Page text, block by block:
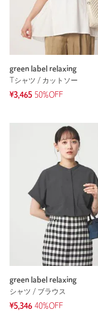
green label relaxing
Tシャツ / カットソー
¥3,465 50%OFF
green label relaxing
シャツ / ブラウス
¥5,346 40%OFF